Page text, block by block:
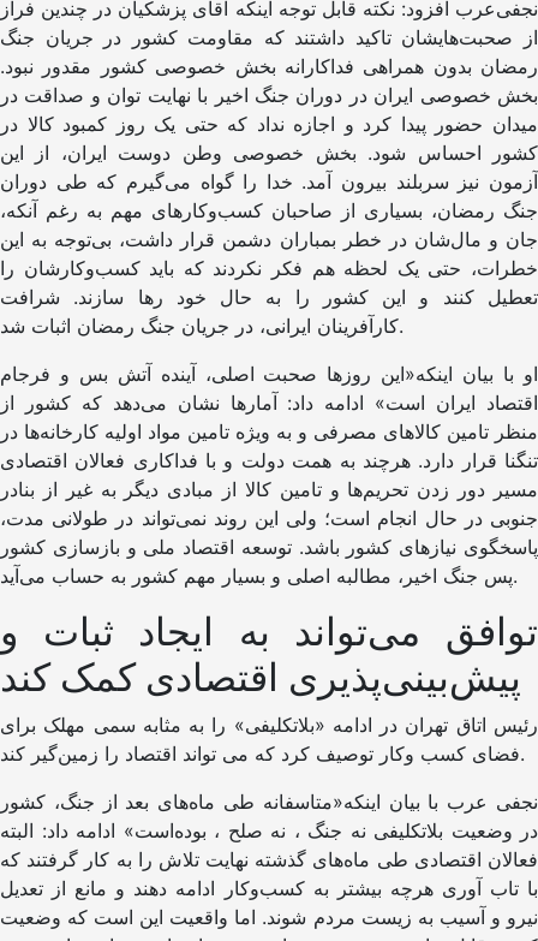
نجفی‌عرب افزود: نکته قابل توجه اینکه آقای پزشکیان در چندین فراز
از صحبت‌هایشان تاکید داشتند که مقاومت کشور در جریان جنگ
رمضان بدون همراهی فداکارانه بخش خصوصی کشور مقدور نبود.
بخش خصوصی ایران در دوران جنگ اخیر با نهایت توان و صداقت در
میدان حضور پیدا کرد و اجازه نداد که حتی یک روز کمبود کالا در
کشور احساس شود. بخش خصوصی وطن دوست ایران، از این
آزمون نیز سربلند بیرون آمد. خدا را گواه می‌گیرم که طی دوران
جنگ رمضان، بسیاری از صاحبان کسب‌وکارهای مهم به رغم آنکه،
جان و مال‌شان در خطر بمباران دشمن قرار داشت، بی‌توجه به این
خطرات، حتی یک لحظه هم فکر نکردند که باید کسب‌وکارشان را
تعطیل کنند و این کشور را به حال خود رها سازند. شرافت
کارآفرینان ایرانی، در جریان جنگ رمضان اثبات شد.
او با بیان اینکه«این روزها صحبت اصلی، آینده آتش بس و فرجام
اقتصاد ایران است» ادامه داد: آمارها نشان می‌دهد که کشور از
منظر تامین کالاهای مصرفی و به ویژه تامین مواد اولیه کارخانه‌ها در
تنگنا قرار دارد. هرچند به همت دولت و با فداکاری فعالان اقتصادی
مسیر دور زدن تحریم‌ها و تامین کالا از مبادی دیگر به غیر از بنادر
جنوبی در حال انجام است؛ ولی این روند نمی‌تواند در طولانی مدت،
پاسخگوی نیازهای کشور باشد. توسعه اقتصاد ملی و بازسازی کشور
پس جنگ اخیر، مطالبه اصلی و بسیار مهم کشور به حساب می‌آید.
توافق می‌تواند به ایجاد ثبات و
پیش‌بینی‌پذیری اقتصادی کمک کند
رئیس اتاق تهران در ادامه «بلاتکلیفی» را به مثابه سمی مهلک برای
فضای کسب وکار توصیف کرد که می تواند اقتصاد را زمین‌گیر کند.
نجفی عرب با بیان اینکه«متاسفانه طی ماه‌های بعد از جنگ، کشور
در وضعیت بلاتکلیفی نه جنگ ، نه صلح ، بوده‌است» ادامه داد: البته
فعالان اقتصادی طی ماه‌های گذشته نهایت تلاش را به کار گرفتند که
با تاب آوری هرچه بیشتر به کسب‌وکار ادامه دهند و مانع از تعدیل
نیرو و آسیب به زیست مردم شوند. اما واقعیت این است که وضعیت